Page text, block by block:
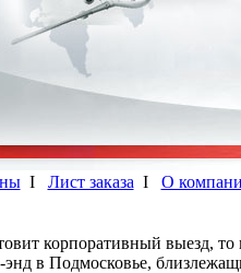
I Лист заказа I О
корпоративный выезд,
энд в Подмосковье,